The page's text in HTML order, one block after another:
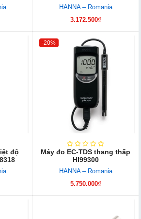
HANNA – Romania
3.172.500₫
độ
-20%
Máy đo EC-TDS thang thấp
HI99300
HANNA – Romania
5.750.000₫